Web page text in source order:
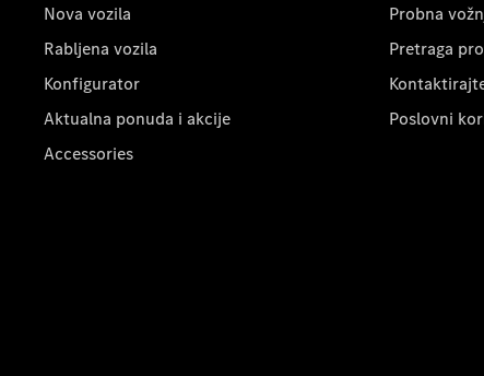
Nova vozila
Rabljena vozila
Konfigurator
Aktualna ponuda i akcije
Accessories
Probna
Pretraga
Poslovni